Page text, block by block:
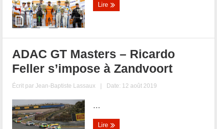
Lire
ADAC GT Masters – Ricardo
Feller s’impose à Zandvoort
Écrit parJean-Baptiste Lassaux | Date: 12 août 2019
...
Lire